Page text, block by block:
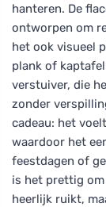
hanteren. De
ontworpen om
het ook visueel
plank of
verstuiver, die
zonder
cadeau: het
waardoor het
feestdagen of
is het prettig
heerlijk ruikt,